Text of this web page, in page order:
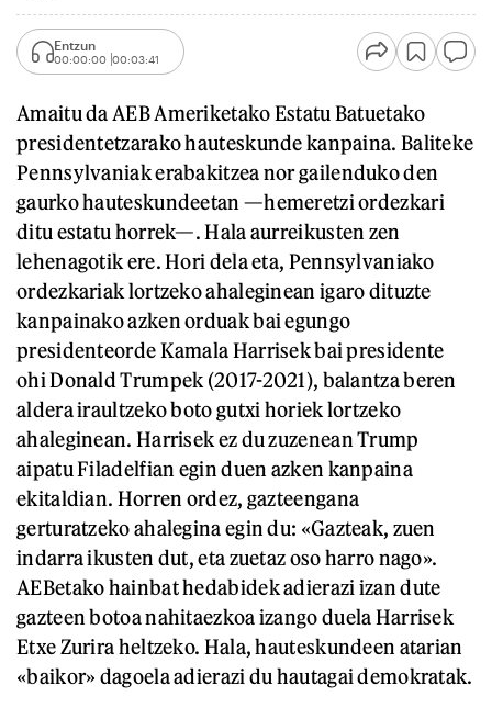
Entzun
00:00:00 00:03:41
Amaitu da AEB Ameriketako Estatu Batuetako
presidentetzarako hauteskunde kanpaina. Baliteke
Pennsylvaniak erabakitzea nor gailenduko den
gaurko hauteskundeetan —hemeretzi ordezkari
ditu estatu horrek—. Hala aurreikusten zen
lehenagotik ere. Hori dela eta, Pennsylvaniako
ordezkariak lortzeko ahaleginean igaro dituzte
kanpainako azken orduak bai egungo
presidenteorde Kamala Harrisek bai presidente
ohi Donald Trumpek (2017-2021), balantza beren
aldera iraultzeko boto gutxi horiek lortzeko
ahaleginean. Harrisek ez du zuzenean Trump
aipatu Filadelfian egin duen azken kanpaina
ekitaldian. Horren ordez, gazteengana
gerturatzeko ahalegina egin du: «Gazteak, zuen
indarra ikusten dut, eta zuetaz oso harro nago».
AEBetako hainbat hedabidek adierazi izan dute
gazteen botoa nahitaezkoa izango duela Harrisek
Etxe Zurira heltzeko. Hala, hauteskundeen atarian
«baikor» dagoela adierazi du hautagai demokratak.